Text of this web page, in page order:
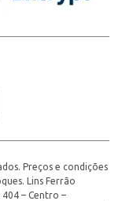
Preços e condições
Lins Ferrão
– Centro –